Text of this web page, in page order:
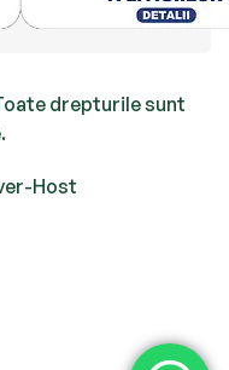
drepturile sunt
Host